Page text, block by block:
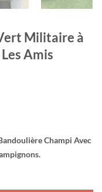
Militaire à
Amis
Champi Avec